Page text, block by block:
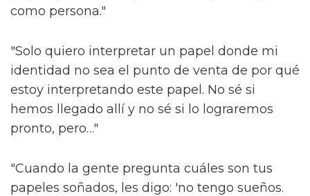
como persona."
"Solo quiero interpretar un papel donde mi
identidad no sea el punto de venta de por qué
estoy interpretando este papel. No sé si
hemos llegado allí y no sé si lo lograremos
pronto, pero…"
"Cuando la gente pregunta cuáles son tus
papeles soñados, les digo: 'no tengo sueños.